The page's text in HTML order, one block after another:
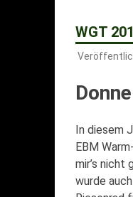
WGT
In diesem
EBM
mir’s nicht
wurde